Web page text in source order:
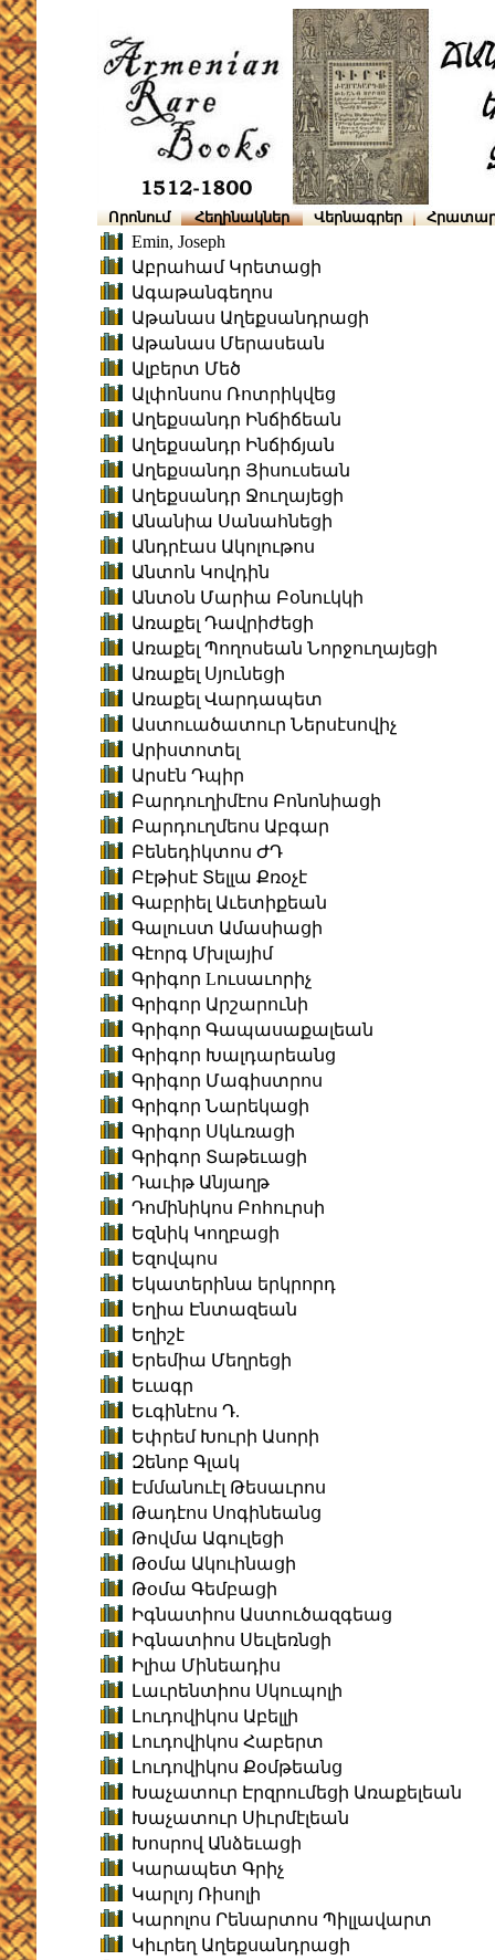
Որոնում Հեղինակներ Վերնագրեր
Emin, Joseph
Աբրահամ Կրետացի
Ագաթանգեղոս
Աթանաս Աղեքսանդրացի
Աթանաս Մերասեան
Ալբերտ Մեծ
Ալփոնսոս Ռոտրիկվեց
Աղեքսանդր Ինճիճեան
Աղեքսանդր Ինճիճյան
Աղեքսանդր Յիսուսեան
Աղեքսանդր Ջուղայեցի
Անանիա Սանահնեցի
Անդրէաս Ակոլութոս
Անտոն Կովդին
Անտօն Մարիա Բօնուկկի
Առաքել Դավրիժեցի
Առաքել Պողոսեան Նորջուղայեցի
Առաքել Սյունեցի
Առաքել Վարդապետ
Աստուածատուր Ներսէսովիչ
Արիստոտել
Արսէն Դպիր
Բարդուղիմէոս Բոնոնիացի
Բարդուղմեոս Աբգար
Բենեդիկտոս ԺԴ
Բէթիսէ Տելլա Քռօչէ
Գաբրիել Աւետիքեան
Գալուստ Ամասիացի
Գէորգ Մխլայիմ
Գրիգոր Lուսաւորիչ
Գրիգոր Արշարունի
Գրիգոր Գապասաքալեան
Գրիգոր Խալդարեանց
Գրիգոր Մագիստրոս
Գրիգոր Նարեկացի
Գրիգոր Սկևռացի
Գրիգոր Տաթեւացի
Դաւիթ Անյաղթ
Դոմինիկոս Բոհուրսի
Եզնիկ Կողբացի
Եզովպոս
Եկատերինա երկրորդ
Եղիա Էնտազեան
Եղիշէ
Երեմիա Մեղրեցի
Եւագր
Եւգինէոս Դ.
Եփրեմ Խուրի Ասորի
Զենոբ Գլակ
Էմմանուէլ Թեսաւրոս
Թադէոս Սոգինեանց
Թովմա Ագուլեցի
Թօմա Ակուինացի
Թօմա Գեմբացի
Իգնատիոս Աստուծազգեաց
Իգնատիոս Սեւլեռնցի
Իլիա Մինեադիս
Լաւրենտիոս Սկուպոլի
Լուդովիկոս Աբելլի
Լուդովիկոս Հաբերտ
Լուդովիկոս Քօմթեանց
Խաչատուր Էրզրումեցի Առաքելեան
Խաչատուր Սիւրմէլեան
Խոսրով Անձեւացի
Կարապետ Գրիչ
Կարլոյ Ռիսոլի
Կարոլոս Րենարտոս Պիլլավարտ
Կիւրեղ Աղեքսանդրացի